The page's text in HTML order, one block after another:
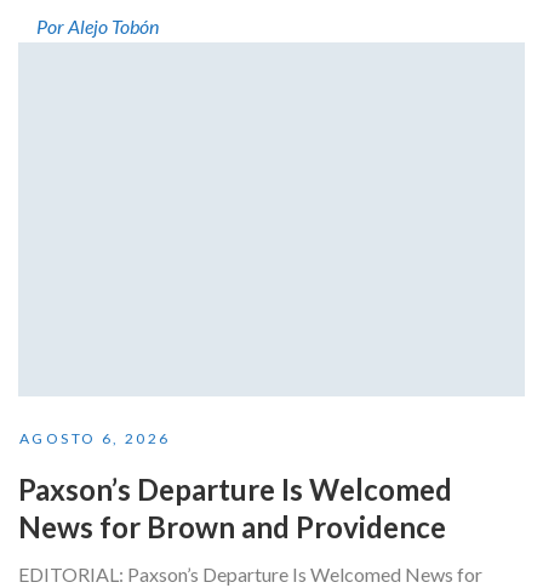
Por Alejo Tobón
AGOSTO 6, 2026
Paxson’s Departure Is Welcomed
News for Brown and Providence
EDITORIAL: Paxson’s Departure Is Welcomed News for